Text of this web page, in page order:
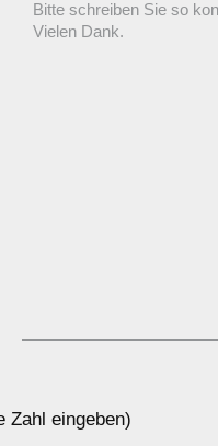
Zahl eingeben)